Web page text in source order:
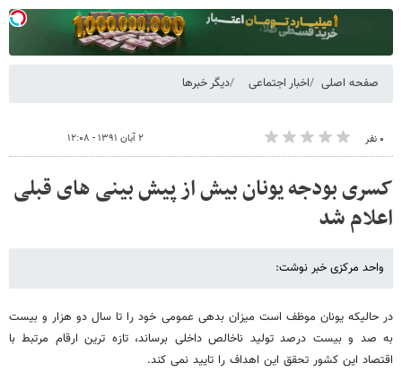
صفحه اصلی اخبار اجتماعی دیگر خبرها
۰ نفر ۲ آبان ۱۳۹۱ - ۱۲:۰۸
کسری بودجه یونان بیش از پیش بینی های قبلی
اعلام شد
واحد مرکزی خبر نوشت:
در حالیکه یونان موظف است میزان بدهی عمومی خود را تا سال دو هزار و بیست
به صد و بیست درصد تولید ناخالص داخلی برساند، تازه ترین ارقام مرتبط با
اقتصاد این کشور تحقق این اهداف را تایید نمی کند.